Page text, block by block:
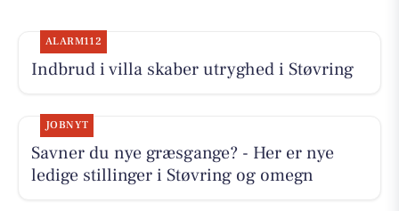
ALARM112
Indbrud i villa skaber utryghed i Støvring
JOBNYT
Savner du nye græsgange? - Her er nye
ledige stillinger i Støvring og omegn